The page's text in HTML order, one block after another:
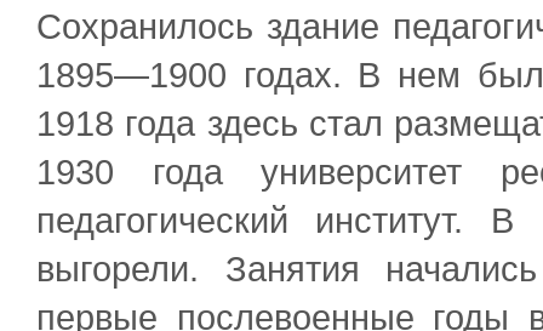
Сохранилось здание
1895—1900 годах. В нем
1918 года здесь стал
1930 года университет
педагогический институт.
выгорели. Занятия
первые послевоенные